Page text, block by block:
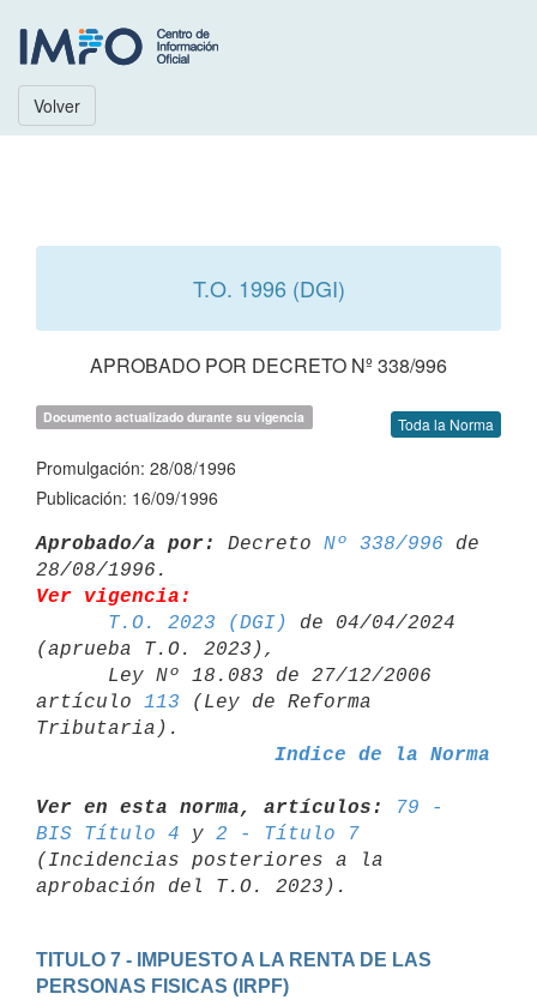
Volver
T.O. 1996 (DGI)
APROBADO POR DECRETO Nº 338/996
Documento actualizado durante su vigencia Toda la Norma
Promulgación: 28/08/1996
Publicación: 16/09/1996
Aprobado/a por: Decreto Nº 338/996 de
Ver vigencia:
T.O. 2023 (DGI)
de 04/04/2024
(aprueba T.O. 2023),
artículo 113 (Ley de Reforma
Indice de la Norma
Ver en esta norma, artículos:
79 -
BIS Título 4 y 2 - Título 7
(Incidencias posteriores a la
TITULO 7 - IMPUESTO A LA RENTA DE LAS